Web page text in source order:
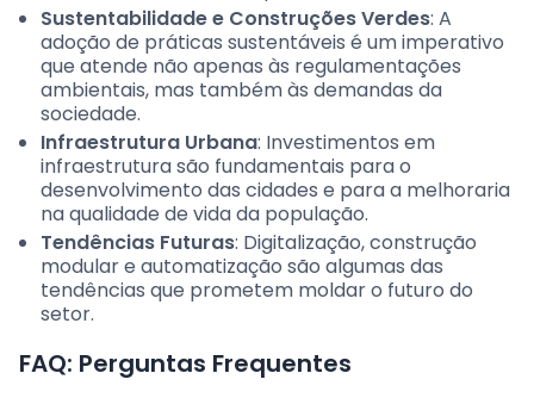
Sustentabilidade e Construções Verdes: A
adoção de práticas sustentáveis é um imperativo
que atende não apenas às regulamentações
ambientais, mas também às demandas da
sociedade.
Infraestrutura Urbana: Investimentos em
infraestrutura são fundamentais para o
desenvolvimento das cidades e para a melhoraria
na qualidade de vida da população.
Tendências Futuras: Digitalização, construção
modular e automatização são algumas das
tendências que prometem moldar o futuro do
setor.
FAQ: Perguntas Frequentes